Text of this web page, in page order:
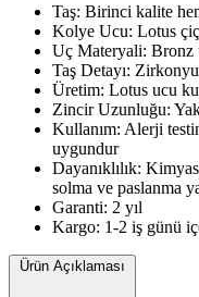
Taş: Birinci kalite
Kolye Ucu: Lotus
Uç Materyali: Bronz
Taş Detayı:
Üretim: Lotus ucu
Zincir Uzunluğu:
Kullanım: Alerji
uygundur
Dayanıklılık:
solma ve paslanma
Garanti: 2 yıl
Kargo: 1-2 iş günü
Ürün Açıklaması